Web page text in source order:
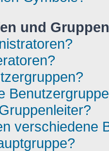
und Gruppen
verschiedene